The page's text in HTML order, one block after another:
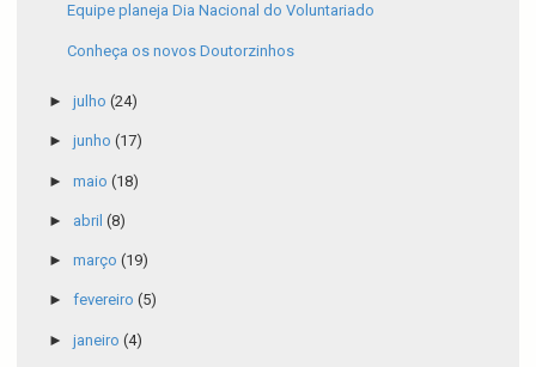
Equipe planeja Dia Nacional do Voluntariado
Conheça os novos Doutorzinhos
► julho (24)
► junho (17)
► maio (18)
► abril (8)
► março (19)
► fevereiro (5)
► janeiro (4)